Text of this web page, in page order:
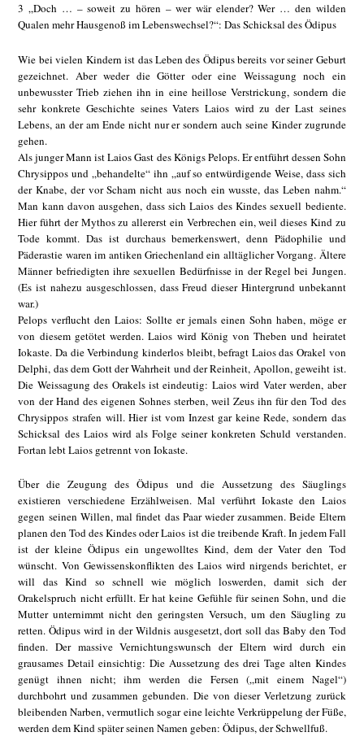
3 „Doch … – soweit zu hören – wer wär elender? Wer … den wilden
Qualen mehr Hausgenoß im Lebenswechsel?“: Das Schicksal des Ödipus
Wie bei vielen Kindern ist das Leben des Ödipus bereits vor seiner Geburt
gezeichnet. Aber weder die Götter oder eine Weissagung noch ein
unbewusster Trieb ziehen ihn in eine heillose Verstrickung, sondern die
sehr konkrete Geschichte seines Vaters Laios wird zu der Last seines
Lebens, an der am Ende nicht nur er sondern auch seine Kinder zugrunde
gehen.
Als junger Mann ist Laios Gast des Königs Pelops. Er entführt dessen Sohn
Chrysippos und „behandelte“ ihn „auf so entwürdigende Weise, dass sich
der Knabe, der vor Scham nicht aus noch ein wusste, das Leben nahm.“
Man kann davon ausgehen, dass sich Laios des Kindes sexuell bediente.
Hier führt der Mythos zu allererst ein Verbrechen ein, weil dieses Kind zu
Tode kommt. Das ist durchaus bemerkenswert, denn Pädophilie und
Päderastie waren im antiken Griechenland ein alltäglicher Vorgang. Ältere
Männer befriedigten ihre sexuellen Bedürfnisse in der Regel bei Jungen.
(Es ist nahezu ausgeschlossen, dass Freud dieser Hintergrund unbekannt
war.)
Pelops verflucht den Laios: Sollte er jemals einen Sohn haben, möge er
von diesem getötet werden. Laios wird König von Theben und heiratet
Iokaste. Da die Verbindung kinderlos bleibt, befragt Laios das Orakel von
Delphi, das dem Gott der Wahrheit und der Reinheit, Apollon, geweiht ist.
Die Weissagung des Orakels ist eindeutig: Laios wird Vater werden, aber
von der Hand des eigenen Sohnes sterben, weil Zeus ihn für den Tod des
Chrysippos strafen will. Hier ist vom Inzest gar keine Rede, sondern das
Schicksal des Laios wird als Folge seiner konkreten Schuld verstanden.
Fortan lebt Laios getrennt von Iokaste.
Über die Zeugung des Ödipus und die Aussetzung des Säuglings
existieren verschiedene Erzählweisen. Mal verführt Iokaste den Laios
gegen seinen Willen, mal findet das Paar wieder zusammen. Beide Eltern
planen den Tod des Kindes oder Laios ist die treibende Kraft. In jedem Fall
ist der kleine Ödipus ein ungewolltes Kind, dem der Vater den Tod
wünscht. Von Gewissenskonflikten des Laios wird nirgends berichtet, er
will das Kind so schnell wie möglich loswerden, damit sich der
Orakelspruch nicht erfüllt. Er hat keine Gefühle für seinen Sohn, und die
Mutter unternimmt nicht den geringsten Versuch, um den Säugling zu
retten. Ödipus wird in der Wildnis ausgesetzt, dort soll das Baby den Tod
finden. Der massive Vernichtungswunsch der Eltern wird durch ein
grausames Detail einsichtig: Die Aussetzung des drei Tage alten Kindes
genügt ihnen nicht; ihm werden die Fersen („mit einem Nagel“)
durchbohrt und zusammen gebunden. Die von dieser Verletzung zurück
bleibenden Narben, vermutlich sogar eine leichte Verkrüppelung der Füße,
werden dem Kind später seinen Namen geben: Ödipus, der Schwellfuß.